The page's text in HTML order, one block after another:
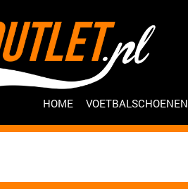
HOME VOETBALSCHOENEN